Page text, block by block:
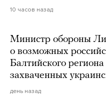
10 часов назад
Министр обороны
о возможных
Балтийского
захваченных
день назад